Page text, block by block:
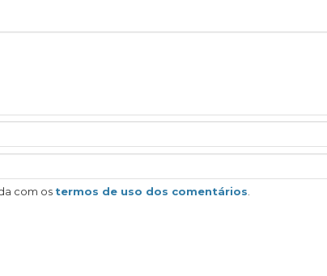
com os termos de uso dos comentários.